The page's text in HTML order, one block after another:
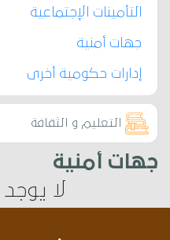
التأمينات الإجتماعية
جهات أمنية
إدارات حكومية أخرى
التعليم و الثقافة
جهات أمنية
لا يوجد